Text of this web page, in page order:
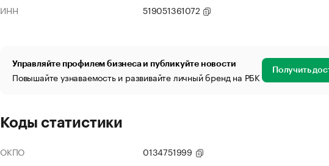
ИНН
519051361072
Управляйте профилем бизнеса и публикуйте новости
Повышайте узнаваемость и развивайте личный бренд на РБК Получить
Коды статистики
ОКПО
0134751999